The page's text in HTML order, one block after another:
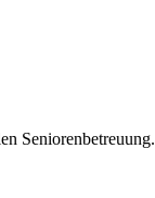
Seniorenbetreuung.